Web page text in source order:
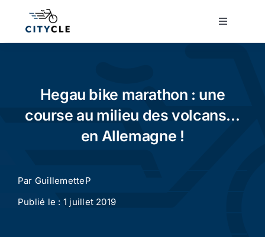
Toggle
Cyclisme urbain
Conseils
Hegau bike marathon : une
course au milieu des volcans…
en Allemagne !
Par GuillemetteP
Publié le : 1 juillet 2019